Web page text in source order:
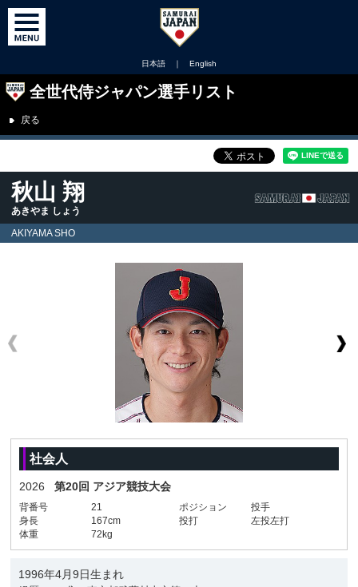
日本語 ｜ English
全世代侍ジャパン選手リスト
戻る
秋山 翔
あきやま しょう
AKIYAMA SHO
社会人
2026 第20回 アジア競技大会
背番号 21 ポジション
投手
身長
167cm 投打
左投左打
体重
72kg
1996年4月9日生まれ